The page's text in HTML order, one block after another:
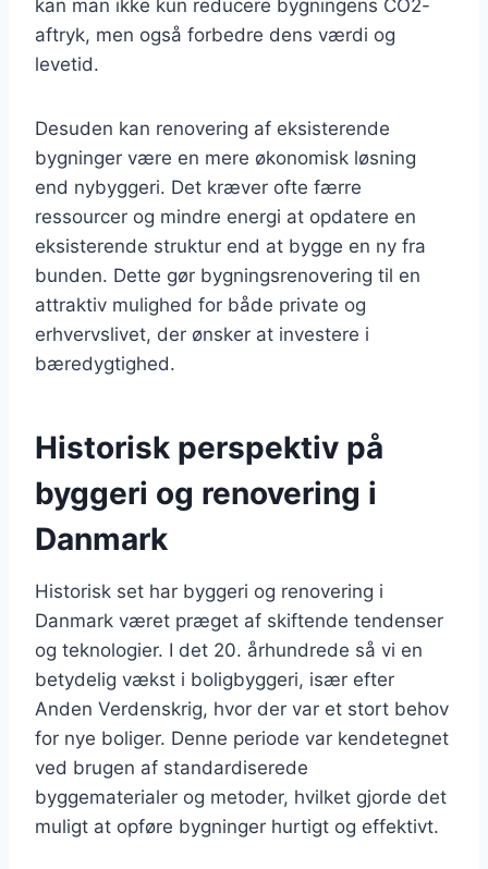
kan man ikke kun reducere bygningens CO2-
aftryk, men også forbedre dens værdi og
levetid.
Desuden kan renovering af eksisterende
bygninger være en mere økonomisk løsning
end nybyggeri. Det kræver ofte færre
ressourcer og mindre energi at opdatere en
eksisterende struktur end at bygge en ny fra
bunden. Dette gør bygningsrenovering til en
attraktiv mulighed for både private og
erhvervslivet, der ønsker at investere i
bæredygtighed.
Historisk perspektiv på
byggeri og renovering i
Danmark
Historisk set har byggeri og renovering i
Danmark været præget af skiftende tendenser
og teknologier. I det 20. århundrede så vi en
betydelig vækst i boligbyggeri, især efter
Anden Verdenskrig, hvor der var et stort behov
for nye boliger. Denne periode var kendetegnet
ved brugen af standardiserede
byggematerialer og metoder, hvilket gjorde det
muligt at opføre bygninger hurtigt og effektivt.